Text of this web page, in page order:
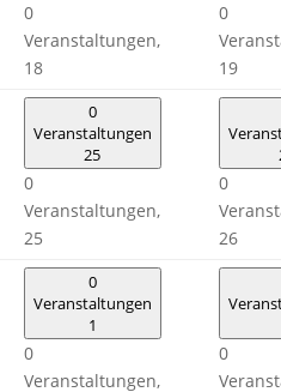
0
Veranstaltungen,
18
0
19
0
Veranstaltungen
25
0
Veranstaltungen,
25
0
26
0
Veranstaltungen
1
0
Veranstaltungen,
0